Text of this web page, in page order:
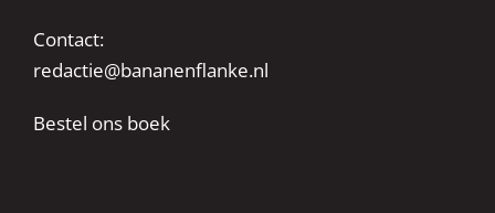
Contact:
redactie@bananenflanke.nl
Bestel ons boek